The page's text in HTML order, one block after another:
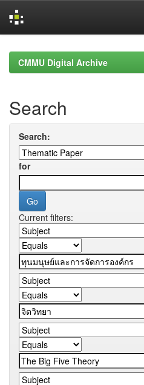
navigationCMMU Digital Archive
Search
Search:
for
Current filters: